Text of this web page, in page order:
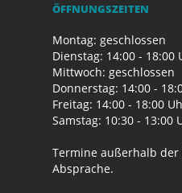
ÖFFNUNGSZEITEN
Montag: geschlossen
Dienstag: 14:00 - 18:00
Mittwoch: geschlossen
Donnerstag: 14:00 -
Freitag: 14:00 - 18:00
Samstag: 10:30 - 13:00
Termine außerhalb
Absprache.